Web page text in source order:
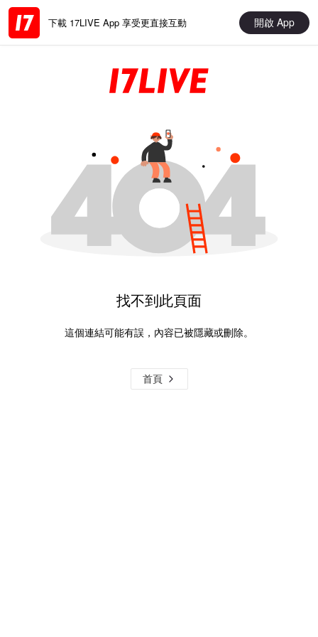
下載 17LIVE App 享受更直接互動 開啟 App
找不到此頁面
這個連結可能有誤，內容已被隱藏或刪除。
首頁